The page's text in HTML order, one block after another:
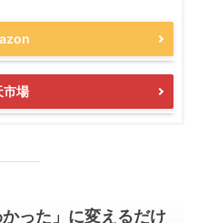
市場
った」に変えるだけ